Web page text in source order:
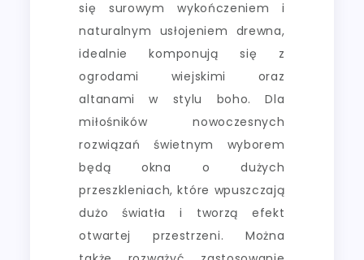
się surowym wykończeniem i
naturalnym usłojeniem drewna,
idealnie komponują się z
ogrodami wiejskimi oraz
altanami w stylu boho. Dla
miłośników nowoczesnych
rozwiązań świetnym wyborem
będą okna o dużych
przeszkleniach, które wpuszczają
dużo światła i tworzą efekt
otwartej przestrzeni. Można